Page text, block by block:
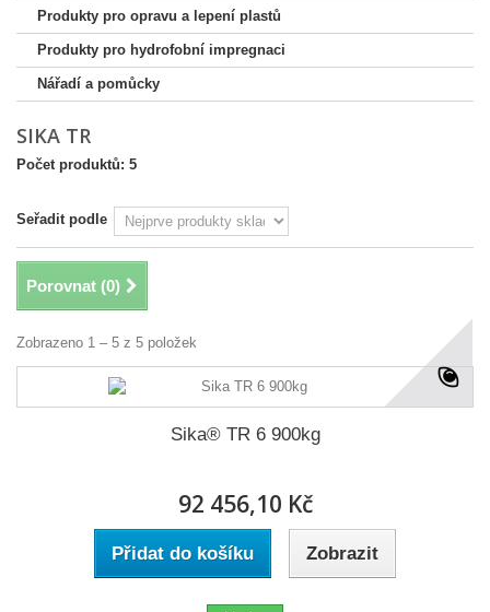
Produkty pro opravu a lepení plastů
Produkty pro hydrofobní impregnaci
Nářadí a pomůcky
SIKA TR
Počet produktů: 5
Seřadit podle
Porovnat (0)
Zobrazeno 1 – 5 z 5 položek
Sika® TR 6 900kg
92 456,10 Kč
Přidat do košíku Zobrazit